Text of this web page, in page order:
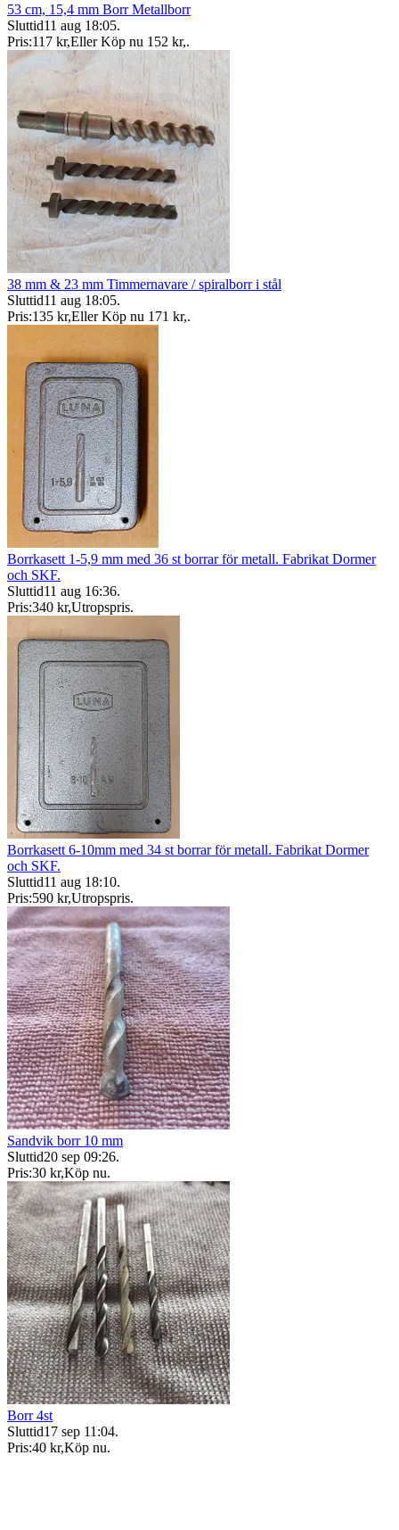
53 cm, 15,4 mm Borr Metallborr
Sluttid11 aug 18:05.
Pris:117 kr,Eller Köp nu 152 kr,.
38 mm & 23 mm Timmernavare / spiralborr i stål
Sluttid11 aug 18:05.
Pris:135 kr,Eller Köp nu 171 kr,.
Borrkasett 1-5,9 mm med 36 st borrar för metall. Fabrikat Dormer
och SKF.
Sluttid11 aug 16:36.
Pris:340 kr,Utropspris.
Borrkasett 6-10mm med 34 st borrar för metall. Fabrikat Dormer
och SKF.
Sluttid11 aug 18:10.
Pris:590 kr,Utropspris.
Sandvik borr 10 mm
Sluttid20 sep 09:26.
Pris:30 kr,Köp nu.
Borr 4st
Sluttid17 sep 11:04.
Pris:40 kr,Köp nu.